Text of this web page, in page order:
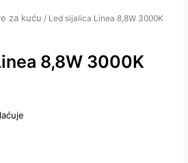
za kuću / Led sijalica Linea 8,8W 3000K
8,8W 3000K